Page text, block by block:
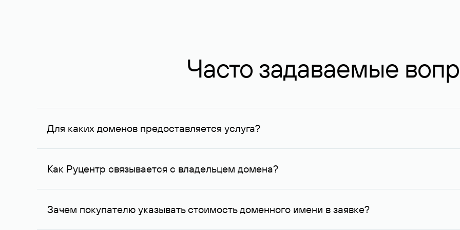
Часто задаваемые
Для каких доменов предоставляется услуга?
Услуга доступна для доменов, зарегистрированных в Руцентре и у других регистраторов. Для доменов,
Как Руцентр связывается с владельцем домена?
Для связи с владельцем домена используются его контактные данные, доступные Руцентру.
Зачем покупателю указывать стоимость доменного имени в заявке?